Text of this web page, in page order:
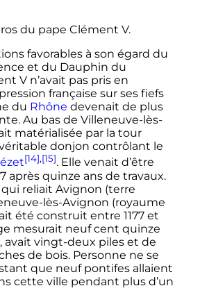
du pape Clément V.
favorables à son égard du
et du Dauphin du
Vn’avait pas pris en
française sur ses fiefs
du Rhône devenait de plus
Au bas de Villeneuve-lès-
matérialisée par la tour
donjon contrôlant le
[14],[15]. Elle venait d’être
après quinze ans de travaux.
reliait Avignon (terre
lès-Avignon (royaume
été construit entre 1177 et
mesurait neuf cent quinze
avait vingt-deux piles et de
de bois. Personne ne se
que neuf pontifes allaient
cette ville pendant plus d’un